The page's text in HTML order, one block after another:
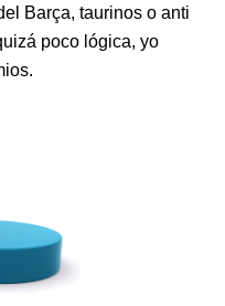
Barça, taurinos o anti
poco lógica, yo